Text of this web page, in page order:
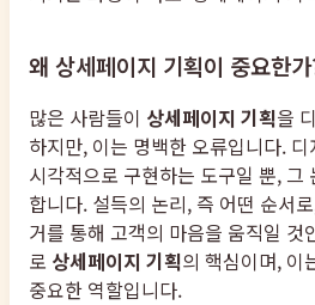
왜 상세페이지 기획이 중요한
많은 사람들이 상세페이지 기획을
하지만, 이는 명백한 오류입니다.
시각적으로 구현하는 도구일 뿐, 그
합니다. 설득의 논리, 즉 어떤 순서
거를 통해 고객의 마음을 움직일 것
로 상세페이지 기획의 핵심이며, 이
중요한 역할입니다.